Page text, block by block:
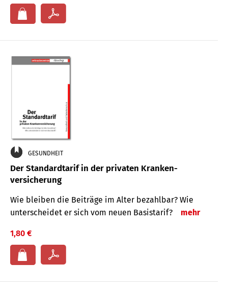
GESUNDHEIT
Der Standard­tarif in der privaten Kranken­
versicherung
Wie bleiben die Beiträge im Alter bezahlbar? Wie
unterscheidet er sich vom neuen Basistarif?
mehr
1,80 €